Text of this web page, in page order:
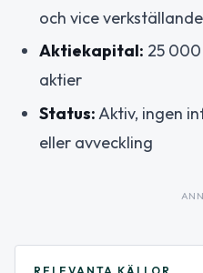
och vice
Aktiekapital: 25
aktier
Status:Aktiv, ingen
eller avveckling